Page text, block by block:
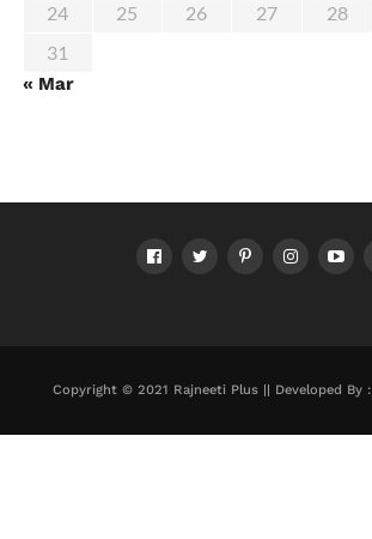
24
25 26 27 28
31
« Mar
Copyright © 2021 Rajneeti Plus || Developed By :